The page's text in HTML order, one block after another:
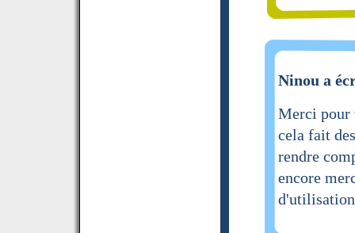
Ninou a
Merci
cela fait
rendre
encore